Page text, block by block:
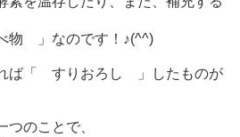
物 」なのです！♪(^^)
ば「 すりおろし 」したものが
つのことで、